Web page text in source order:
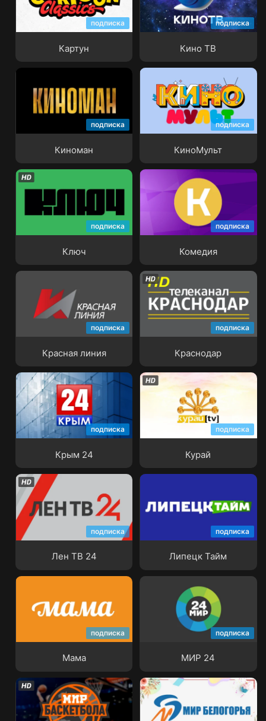
подписка
Картун
подписка
Кино ТВ
Кино ТВ
подписка
Киноман
подписка
КиноМульт
КиноМульт
подписка
Ключ
подписка
Комедия
подписка
Красная линия
подписка
Краснодар
подписка
Крым 24
Крым 24
подписка
Курай
подписка
Лен ТВ 24
Лен ТВ 24
подписка
Липецк Тайм
подписка
Мама
подписка
МИР 24